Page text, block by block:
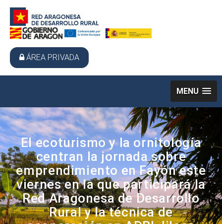
ÁREA PRIVADA
MENU
El ecoturismo y la ornitología
centran la jornada sobre
emprendimiento en Fayón este
viernes en la que participará la
Red Aragonesa de Desarrollo
Rural y la técnica de